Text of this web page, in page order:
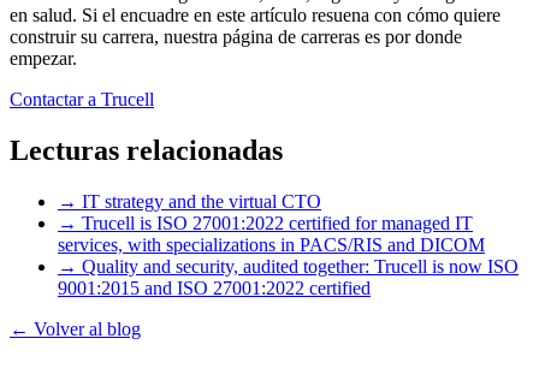
en salud. Si el encuadre en este artículo resuena con cómo quiere
construir su carrera, nuestra página de carreras es por donde
empezar.
Contactar a Trucell
Lecturas relacionadas
→ IT strategy and the virtual CTO
→ Trucell is ISO 27001:2022 certified for managed IT
services, with specializations in PACS/RIS and DICOM
→ Quality and security, audited together: Trucell is now ISO
9001:2015 and ISO 27001:2022 certified
← Volver al blog